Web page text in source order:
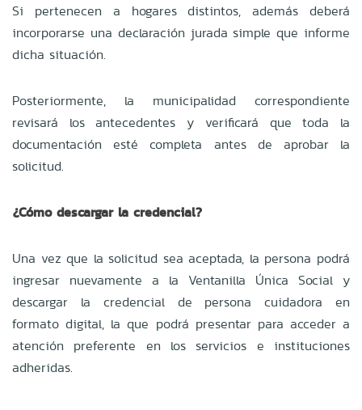
Si pertenecen a hogares distintos, además deberá
incorporarse una declaración jurada simple que informe
dicha situación.
Posteriormente, la municipalidad correspondiente
revisará los antecedentes y verificará que toda la
documentación esté completa antes de aprobar la
solicitud.
¿Cómo descargar la credencial?
Una vez que la solicitud sea aceptada, la persona podrá
ingresar nuevamente a la Ventanilla Única Social y
descargar la credencial de persona cuidadora en
formato digital, la que podrá presentar para acceder a
atención preferente en los servicios e instituciones
adheridas.